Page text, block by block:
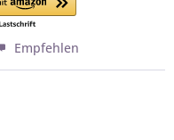
Empfehlen